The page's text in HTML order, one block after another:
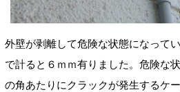
外壁が剥離して危険な状態になって
で計ると６ｍｍ有りました。危険な
の角あたりにクラックが発生するケ